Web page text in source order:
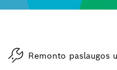
Remonto paslaugos